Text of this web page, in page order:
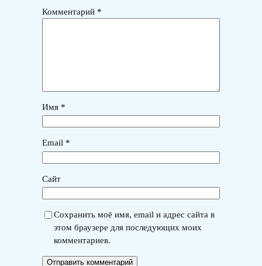
Комментарий *
Имя *
Email *
Сайт
Сохранить моё имя, email и адрес сайта в
этом браузере для последующих моих
комментариев.